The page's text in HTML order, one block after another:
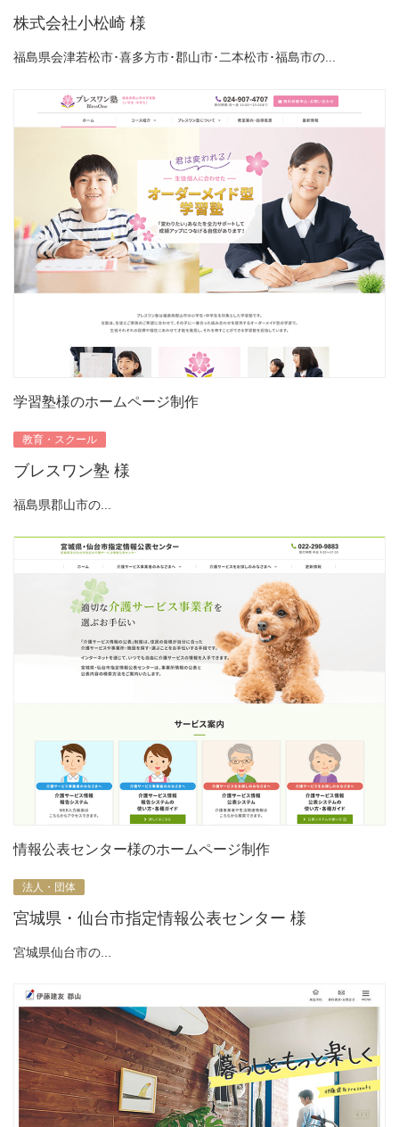
株式会社小松崎 様
福島県会津若松市･喜多方市･郡山市･二本松市･福島市の...
学習塾様のホームページ制作
教育・スクール
ブレスワン塾 様
福島県郡山市の...
情報公表センター様のホームページ制作
法人・団体
宮城県・仙台市指定情報公表センター 様
宮城県仙台市の...